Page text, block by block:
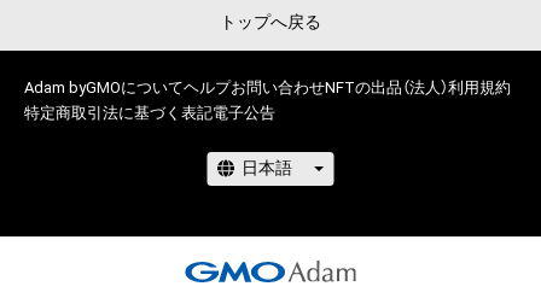
トップへ戻る
Adam byGMOについてヘルプお問い合わせNFTの出品（法人）利用規約
特定商取引法に基づく表記電子公告